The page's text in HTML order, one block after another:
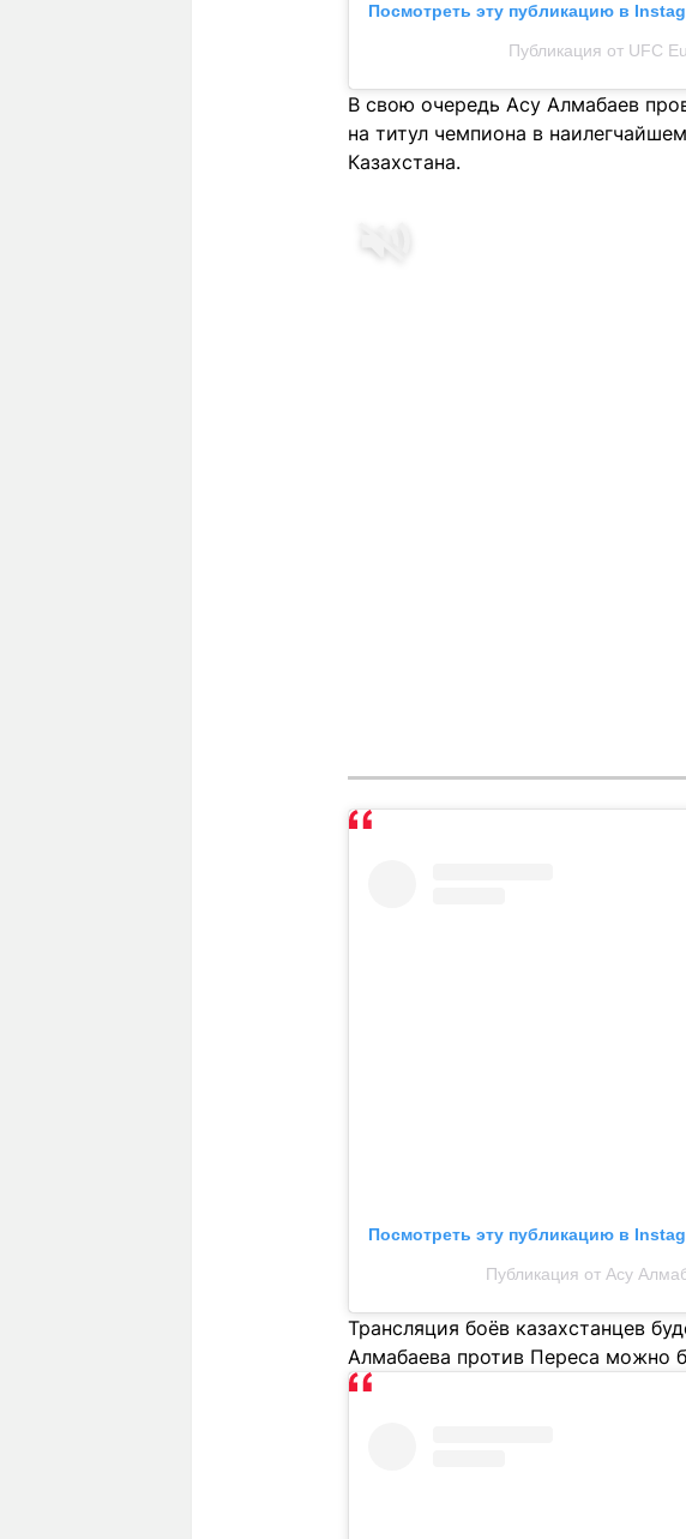
Посмотреть эту публикацию в
Публикация от UFC
В свою очередь Асу Алмабаев
на титул чемпиона в
Казахстана.
Посмотреть эту публикацию в
Публикация от Асу
Трансляция боёв казахстанцев
Алмабаева против Переса можно